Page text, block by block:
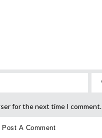
for the next time I comment.